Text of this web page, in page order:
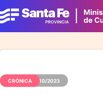
CRÓNICA 17/10/2023